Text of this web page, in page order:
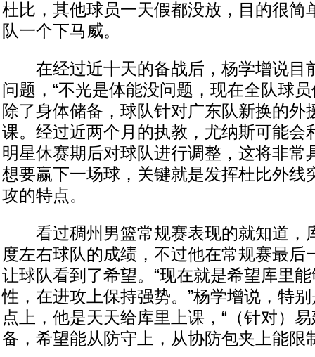
杜比，其他球员一天假都没放，目的很简
队一个下马威。
在经过近十天的备战后，杨学增说目
问题，“不光是体能没问题，现在全队球
除了身体储备，球队针对广东队新换的外
课。经过近两个月的执教，尤纳斯可能会
明星休赛期后对球队进行调整，这将非常
想要赢下一场球，关键就是发挥杜比外线
攻的特点。
看过稠州男篮常规赛表现的就知道，
度左右球队的成绩，不过他在常规赛最后
让球队看到了希望。“现在就是希望库里
性，在进攻上保持强势。”杨学增说，特
点上，他是天天给库里上课，“（针对）
备，希望能从防守上，从协防包夹上能限